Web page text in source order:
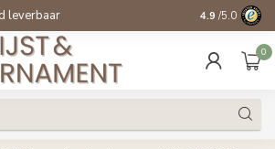
leverbaar 14 dagen
4.9 /5.0
0